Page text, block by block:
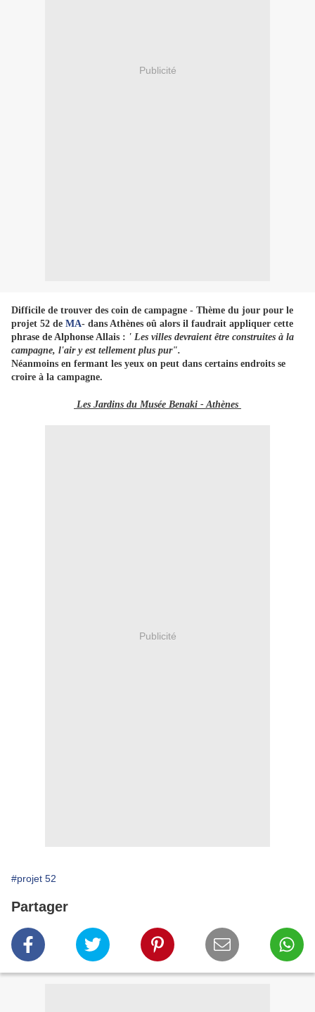
Publicité
Difficile de trouver des coin de campagne - Thème du jour pour le
projet 52 de MA- dans Athènes oû alors il faudrait appliquer cette
phrase de Alphonse Allais : ' Les villes devraient être construites à la
campagne, l'air y est tellement plus pur".
Néanmoins en fermant les yeux on peut dans certains endroits se
croire à la campagne.
Les Jardins du Musée Benaki - Athènes
Publicité
#projet 52
Partager